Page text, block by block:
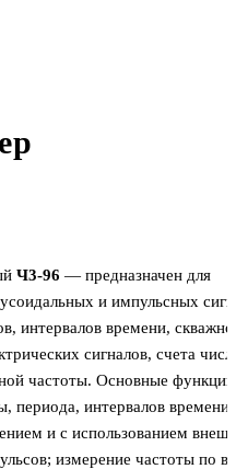
Ч3-96 — предназначен для
и импульсных
интервалов времени,
сигналов, счета
частоты. Основные
периода, интервалов времени,
и с использованием
измерение частоты по